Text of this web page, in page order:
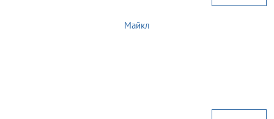
Майкл